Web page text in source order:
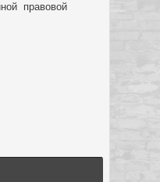
правовой